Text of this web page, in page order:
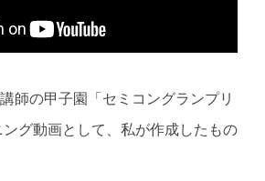
師の甲子園「セミコングランプリ
グ動画として、私が作成したもの